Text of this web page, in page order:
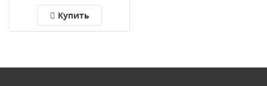
TERRENCE 4599/15CL
Купить